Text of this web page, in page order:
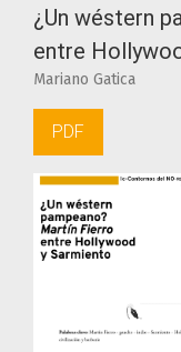
¿Un wéstern
entre
Mariano Gatica
PDF